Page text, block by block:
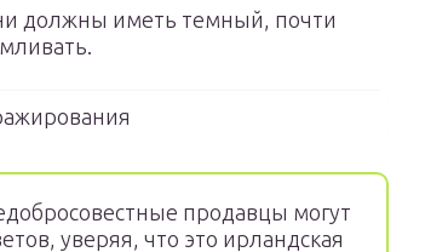
должны иметь темный, почти
продавцы могут
уверяя, что это ирландская